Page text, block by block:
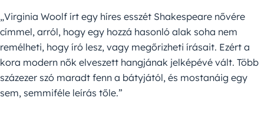
„Virginia Woolf írt egy híres esszét Shakespeare nővére
címmel, arról, hogy egy hozzá hasonló alak soha nem
remélheti, hogy író lesz, vagy megőrizheti írásait. Ezért a
kora modern nők elveszett hangjának jelképévé vált. Több
százezer szó maradt fenn a bátyjától, és mostanáig egy
sem, semmiféle leírás tőle.”